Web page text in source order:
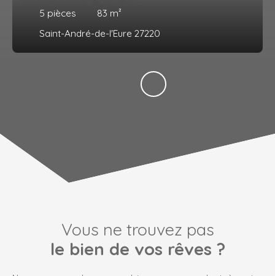
5 pièces 83 m²
Saint-André-de-l'Eure 27220
Vous ne trouvez pas
le bien de vos rêves ?